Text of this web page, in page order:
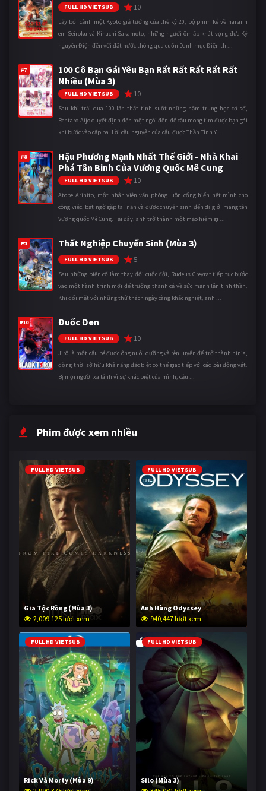
FULL HD VIETSUB 10
Lấy bối cảnh một Kyoto giả tưởng của thế kỷ 20, bộ phim kể về hai anh
em Seiroku và Kihachi Sakamoto, những người ôm ấp khát vọng đưa Kỷ
nguyên Điện đến với đất nước thông qua cuốn Danh mục Điện th ...
#7
100 Cô Bạn Gái Yêu Bạn Rất Rất Rất Rất Rất
Nhiều (Mùa 3)
FULL HD VIETSUB 10
Sau khi trải qua 100 lần thất tình suốt những năm trung học cơ sở,
Rentaro Aijo quyết định đến một ngôi đền để cầu mong tìm được bạn gái
khi bước vào cấp ba. Lời cầu nguyện của cậu được Thần Tình Y ...
#8
Hậu Phương Mạnh Nhất Thế Giới - Nhà Khai
Phá Tân Binh Của Vương Quốc Mê Cung
FULL HD VIETSUB 10
Atobe Arihito, một nhân viên văn phòng luôn cống hiến hết mình cho
công việc, bất ngờ gặp tai nạn và được chuyển sinh đến dị giới mang tên
Vương quốc Mê Cung. Tại đây, anh trở thành một mạo hiểm gi ...
#9 Thất Nghiệp Chuyển Sinh (Mùa 3)
FULL HD VIETSUB 5
Sau những biến cố làm thay đổi cuộc đời, Rudeus Greyrat tiếp tục bước
vào một hành trình mới để trưởng thành cả về sức mạnh lẫn tinh thần.
Khi đối mặt với những thử thách ngày càng khắc nghiệt, anh ...
#10 Đuốc Đen
FULL HD VIETSUB 10
Jirô là một cậu bé được ông nuôi dưỡng và rèn luyện để trở thành ninja,
đồng thời sở hữu khả năng đặc biệt có thể giao tiếp với các loài động vật.
Bị mọi người xa lánh vì sự khác biệt của mình, cậu ...
Phim được xem nhiều
FULL HD VIETSUB
Gia Tộc Rồng (Mùa 3)
2,009,125 lượt xem
FULL HD VIETSUB
Anh Hùng Odyssey
940,447 lượt xem
FULL HD VIETSUB
Rick Và Morty (Mùa 9)
FULL HD VIETSUB
Silo (Mùa 3)